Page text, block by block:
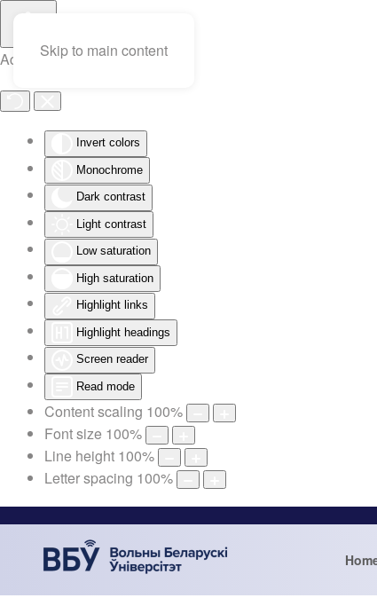
Accessibility Tools
Invert colors
Monochrome
Dark contrast
Light contrast
Low saturation
High saturation
Highlight links
Highlight headings
Screen reader
Read mode
Content scaling 100%
Font size 100%
Line height 100%
Letter spacing 100%
Skip to main content